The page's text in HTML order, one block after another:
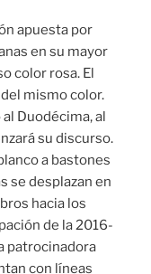
apuesta por
en su mayor
color rosa. El
mismo color.
Duodécima, al
su discurso.
a bastones
se desplazan en
hacia los
de la 2016-
patrocinadora
con líneas